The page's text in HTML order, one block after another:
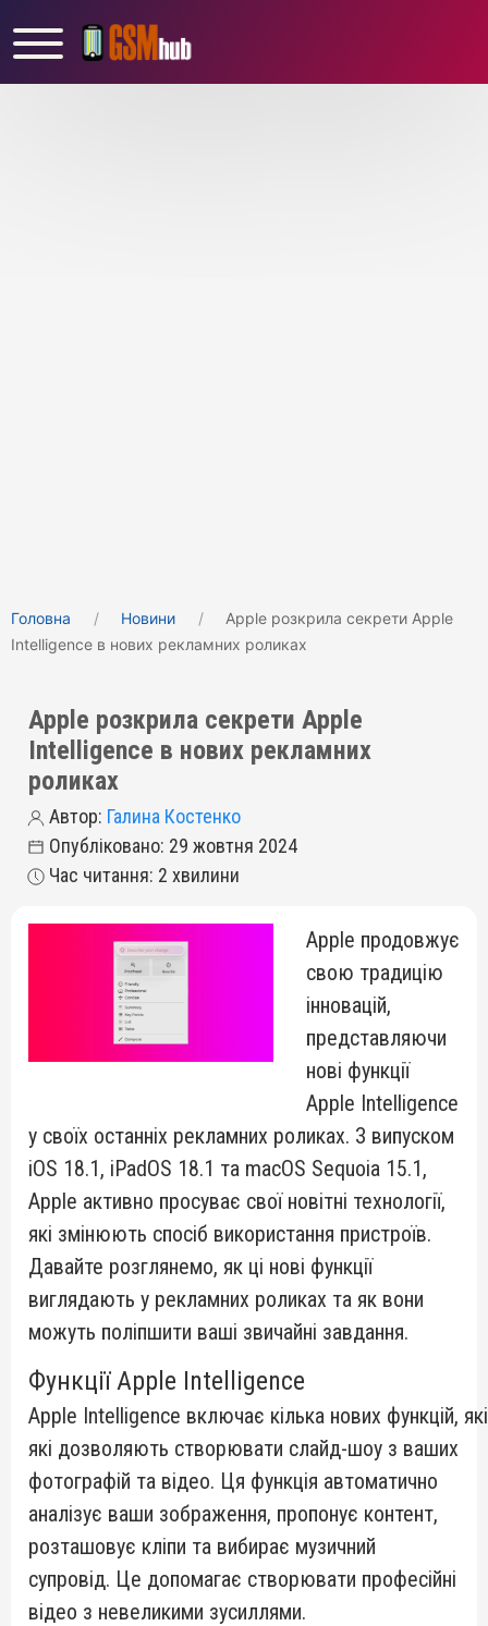
Головна Новини
Apple розкрила секрети Apple
Intelligence в нових рекламних роликах
Apple розкрила секрети Apple
Intelligence в нових рекламних
роликах
Автор: Галина Костенко
Опубліковано: 29 жовтня 2024
Час читання: 2 хвилини
Apple продовжує
свою традицію
інновацій,
представляючи
нові функції
Apple Intelligence
у своїх останніх рекламних роликах. З випуском
iOS 18.1, iPadOS 18.1 та macOS Sequoia 15.1,
Apple активно просуває свої новітні технології,
які змінюють спосіб використання пристроїв.
Давайте розглянемо, як ці нові функції
виглядають у рекламних роликах та як вони
можуть поліпшити ваші звичайні завдання.
Функції Apple Intelligence
Apple Intelligence включає кілька нових функцій,
які дозволяють створювати слайд-шоу з ваших
фотографій та відео. Ця функція автоматично
аналізує ваши зображення, пропонує контент,
розташовує кліпи та вибирає музичний
супровід. Це допомагає створювати професійні
відео з невеликими зусиллями.